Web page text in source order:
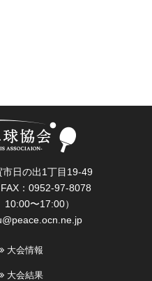
日の出1丁目19-49
：0952-97-8078
〜17:00）
大会情報
大会結果